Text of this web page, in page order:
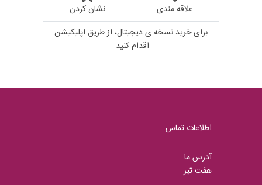
علاقه مندی
نشان کردن
برای خرید نسخه ی دیجیتال، از طریق اپلیکیشن
اقدام کنید.
اطلاعات تماس
آدرس ما
هفت تیر